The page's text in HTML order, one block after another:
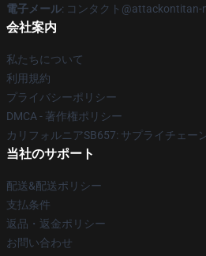
電子メール: コンタクト@attackontitan-
会社案内
私たちについて
利用規約
プライバシーポリシー
DMCA - 著作権ポリシー
カリフォルニアSB657: サプライチェー
当社のサポート
配送&配送ポリシー
支払条件
返品・返金ポリシー
お問い合わせ